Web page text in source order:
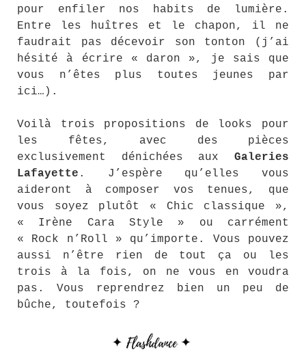
pour enfiler nos habits de lumière.
Entre les huîtres et le chapon, il ne
faudrait pas décevoir son tonton (j’ai
hésité à écrire « daron », je sais que
vous n’êtes plus toutes jeunes par
ici…).
Voilà trois propositions de looks pour
les fêtes, avec des pièces
exclusivement dénichées aux Galeries
Lafayette . J’espère qu’elles vous
aideront à composer vos tenues, que
vous soyez plutôt « Chic classique »,
« Irène Cara Style » ou carrément
« Rock n’Roll » qu’importe. Vous pouvez
aussi n’être rien de tout ça ou les
trois à la fois, on ne vous en voudra
pas. Vous reprendrez bien un peu de
bûche, toutefois ?